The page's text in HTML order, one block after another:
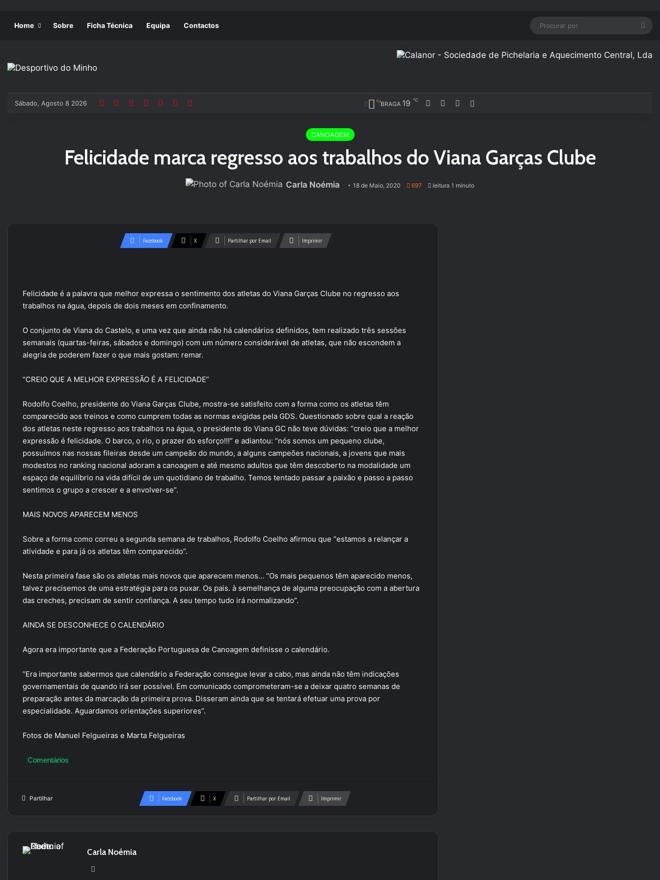
Home Sobre Ficha Técnica Equipa Contactos
Sábado, Agosto 8 2026 BRAGA 19 ℃ FacebookYouTubeInstagram
CANOAGEM
Felicidade marca regresso aos trabalhos do Viana Garças Clube
Carla Noémia 18 de Maio, 2020 697 leitura 1 minuto
Facebook X Partilhar por Email Imprimir
Felicidade é a palavra que melhor expressa o sentimento dos atletas do Viana Garças Clube no regresso aos
trabalhos na água, depois de dois meses em confinamento.
O conjunto de Viana do Castelo, e uma vez que ainda não há calendários definidos, tem realizado três sessões
semanais (quartas-feiras, sábados e domingo) com um número considerável de atletas, que não escondem a
alegria de poderem fazer o que mais gostam: remar.
“CREIO QUE A MELHOR EXPRESSÃO É A FELICIDADE”
Rodolfo Coelho, presidente do Viana Garças Clube, mostra-se satisfeito com a forma como os atletas têm
comparecido aos treinos e como cumprem todas as normas exigidas pela GDS. Questionado sobre qual a reação
dos atletas neste regresso aos trabalhos na água, o presidente do Viana GC não teve dúvidas: “creio que a melhor
expressão é felicidade. O barco, o rio, o prazer do esforço!!!” e adiantou: “nós somos um pequeno clube,
possuímos nas nossas fileiras desde um campeão do mundo, a alguns campeões nacionais, a jovens que mais
modestos no ranking nacional adoram a canoagem e até mesmo adultos que têm descoberto na modalidade um
espaço de equilíbrio na vida difícil de um quotidiano de trabalho. Temos tentado passar a paixão e passo a passo
sentimos o grupo a crescer e a envolver-se”.
MAIS NOVOS APARECEM MENOS
Sobre a forma como correu a segunda semana de trabalhos, Rodolfo Coelho afirmou que “estamos a relançar a
atividade e para já os atletas têm comparecido”.
Nesta primeira fase são os atletas mais novos que aparecem menos… “Os mais pequenos têm aparecido menos,
talvez precisemos de uma estratégia para os puxar. Os pais. à semelhança de alguma preocupação com a abertura
das creches, precisam de sentir confiança. A seu tempo tudo irá normalizando”.
AINDA SE DESCONHECE O CALENDÁRIO
Agora era importante que a Federação Portuguesa de Canoagem definisse o calendário.
“Era importante sabermos que calendário a Federação consegue levar a cabo, mas ainda não têm indicações
governamentais de quando irá ser possível. Em comunicado comprometeram-se a deixar quatro semanas de
preparação antes da marcação da primeira prova. Disseram ainda que se tentará efetuar uma prova por
especialidade. Aguardamos orientações superiores”.
Fotos de Manuel Felgueiras e Marta Felgueiras
Comentários
Partilhar Facebook X Partilhar por Email Imprimir
Carla Noémia